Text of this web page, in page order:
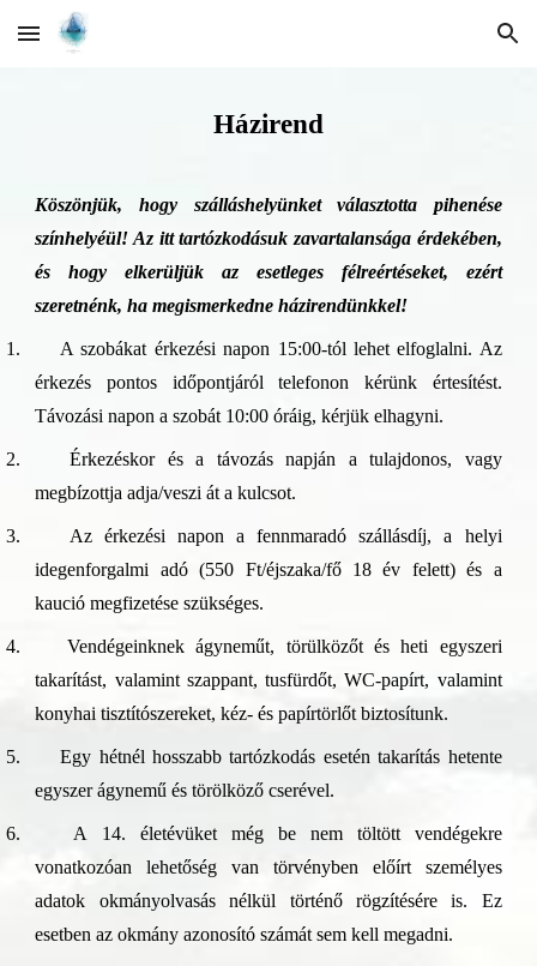
Skip to main content Skip to navigation
Házirend
Köszönjük, hogy szálláshelyünket választotta pihenése
színhelyéül! Az itt tartózkodásuk zavartalansága érdekében,
és hogy elkerüljük az esetleges félreértéseket, ezért
szeretnénk, ha megismerkedne házirendünkkel!
1.
A szobákat érkezési napon 15:00-tól lehet elfoglalni. Az
érkezés pontos időpontjáról telefonon kérünk értesítést.
Távozási napon a szobát 10:00 óráig, kérjük elhagyni.
2.
Érkezéskor és a távozás napján a tulajdonos, vagy
megbízottja adja/veszi át a kulcsot.
3.
Az érkezési napon a fennmaradó szállásdíj, a helyi
idegenforgalmi adó (550 Ft/éjszaka/fő 18 év felett) és a
kaució megfizetése szükséges.
4.
Vendégeinknek ágyneműt, törülközőt és heti egyszeri
takarítást, valamint szappant, tusfürdőt, WC-papírt, valamint
konyhai tisztítószereket, kéz- és papírtörlőt biztosítunk.
5.
Egy hétnél hosszabb tartózkodás esetén takarítás hetente
egyszer ágynemű és törölköző cserével.
6.
A 14. életévüket még be nem töltött vendégekre
vonatkozóan lehetőség van törvényben előírt személyes
adatok okmányolvasás nélkül történő rögzítésére is. Ez
esetben az okmány azonosító számát sem kell megadni.